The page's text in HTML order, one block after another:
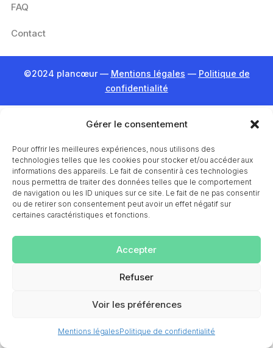
Gérer le consentement
Pour offrir les meilleures expériences, nous utilisons des
technologies telles que les cookies pour stocker et/ou accéder aux
informations des appareils. Le fait de consentir à ces technologies
nous permettra de traiter des données telles que le comportement
de navigation ou les ID uniques sur ce site. Le fait de ne pas consentir
ou de retirer son consentement peut avoir un effet négatif sur
certaines caractéristiques et fonctions.
Accepter
Refuser
Voir les préférences
Mentions légalesPolitique de confidentialité
FAQ
Contact
©2024 plancœur — Mentions légales — Politique de
confidentialité